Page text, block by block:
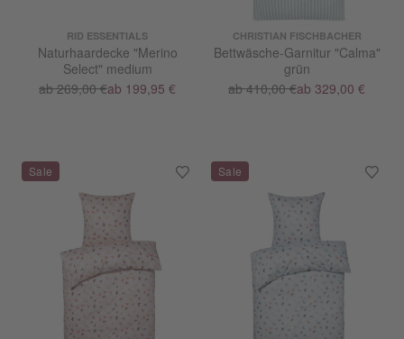
RID ESSENTIALS
Naturhaardecke "Merino
Select" medium
ab 269,00 €ab 199,95 €
CHRISTIAN FISCHBACHER
Bettwäsche-Garnitur "Calma"
grün
ab 410,00 €ab 329,00 €